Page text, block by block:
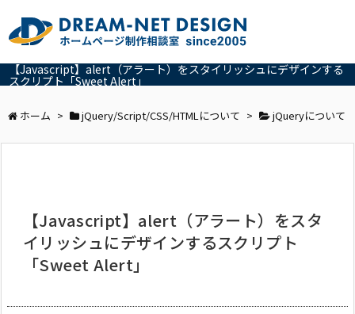
【Javascript】alert（アラート）をスタイリッシュにデザインする
スクリプト「Sweet Alert」
ホーム > jQuery/Script/CSS/HTMLについて > jQueryについて
【Javascript】alert（アラート）をスタ
イリッシュにデザインするスクリプト
「Sweet Alert」